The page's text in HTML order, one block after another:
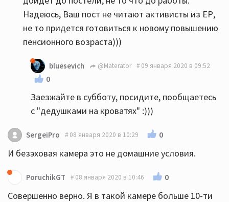
Надеюсь, Ваш пост не читают активисты из ЕР,
не то придется готовиться к новому повышению
пенсионного возраста)))
bluesevich @Materator 09 января 2020 в 09:52
0
Заезжайте в субботу, посидите, пообщаетесь
с "дедушками на кроватях" :)))
SergeiPro 08 января 2020 в 10:29 0
И безэховая камера это не домашние условия.
PoruchikGT 08 января 2020 в 10:46 0
Совершенно верно. Я в такой камере больше 10-ти